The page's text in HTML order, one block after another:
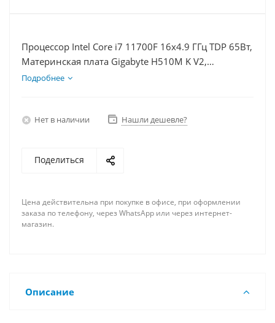
Процессор Intel Core i7 11700F 16x4.9 ГГц TDP 65Вт,
Материнская плата Gigabyte H510M K V2,
Видеокарта RX 6650XT 8Гб, Память DDR4 16Gb,
Подробнее
Нет в наличии Нашли дешевле?
Поделиться
Цена действительна при покупке в офисе, при оформлении
заказа по телефону, через WhatsApp или через интернет-
магазин.
Описание